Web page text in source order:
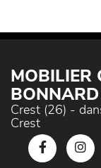
MOBILIER
BONNARD
Crest (26) -
Crest